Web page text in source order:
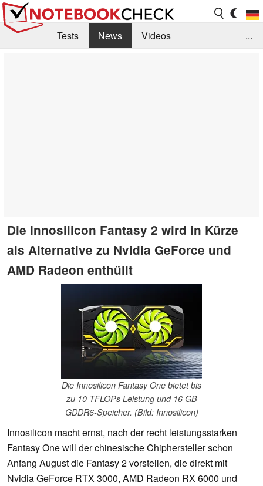
Tests News
Videos
...
Die Innosilicon Fantasy 2 wird in Kürze
als Alternative zu Nvidia GeForce und
AMD Radeon enthüllt
Die Innosilicon Fantasy One bietet bis
zu 10 TFLOPs Leistung und 16 GB
GDDR6-Speicher. (Bild: Innosilicon)
Innosilicon macht ernst, nach der recht leistungsstarken
Fantasy One will der chinesische Chiphersteller schon
Anfang August die Fantasy 2 vorstellen, die direkt mit
Nvidia GeForce RTX 3000, AMD Radeon RX 6000 und